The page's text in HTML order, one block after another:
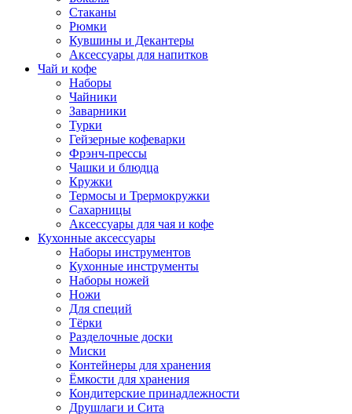
Стаканы
Рюмки
Кувшины и Декантеры
Аксессуары для напитков
Чай и кофе
Наборы
Чайники
Заварники
Турки
Гейзерные кофеварки
Фрэнч-прессы
Чашки и блюдца
Кружки
Термосы и Трермокружки
Сахарницы
Аксессуары для чая и кофе
Кухонные аксессуары
Наборы инструментов
Кухонные инструменты
Наборы ножей
Ножи
Для специй
Тёрки
Разделочные доски
Миски
Контейнеры для хранения
Ёмкости для хранения
Кондитерские принадлежности
Друшлаги и Сита